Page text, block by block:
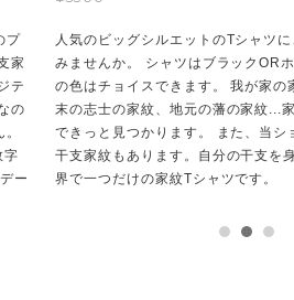
プ
家
テ
の
字
ー
人気のビッグシルエットのTシャツ
みませんか。 シャツはブラックOR
の色はチョイスできます。 我が家の
末の志士の家紋、地元の藩の家紋...
できっと見つかります。 また、当シ
干支家紋もあります。自分の干支を
界で一つだけの家紋Tシャツです。